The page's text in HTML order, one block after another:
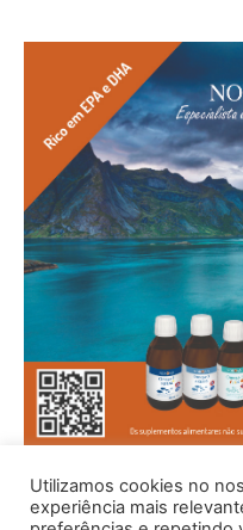
Utilizamos cookies no
experiência mais